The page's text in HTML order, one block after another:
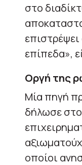
στο
επίπεδα»,
Οργή της
Μία πηγή
δήλωσε
οποίοι